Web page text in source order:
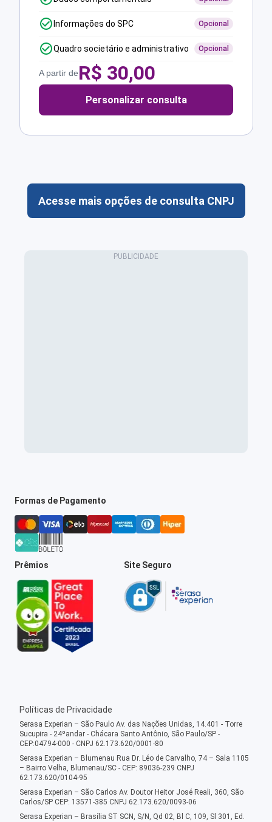
Informações do SPC Opcional
Quadro societário e administrativo Opcional
A partir deR$ 30,00
Personalizar consulta
Acesse mais opções de consulta CNPJ
Formas de Pagamento
Prêmios Site Seguro
Políticas de Privacidade
Serasa Experian – São Paulo Av. das Nações Unidas, 14.401 - Torre
Sucupira - 24ºandar - Chácara Santo Antônio, São Paulo/SP -
CEP:04794-000 - CNPJ 62.173.620/0001-80
Serasa Experian – Blumenau Rua Dr. Léo de Carvalho, 74 – Sala 1105
– Bairro Velha, Blumenau/SC - CEP: 89036-239 CNPJ
62.173.620/0104-95
Serasa Experian – São Carlos Av. Doutor Heitor José Reali, 360, São
Carlos/SP CEP: 13571-385 CNPJ 62.173.620/0093-06
Serasa Experian – Brasília ST SCN, S/N, Qd 02, Bl C, 109, Sl 301, Ed.